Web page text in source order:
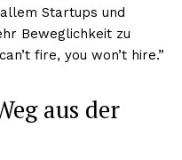
Startups und
Beweglichkeit zu
fire, you won’t hire.”
aus der